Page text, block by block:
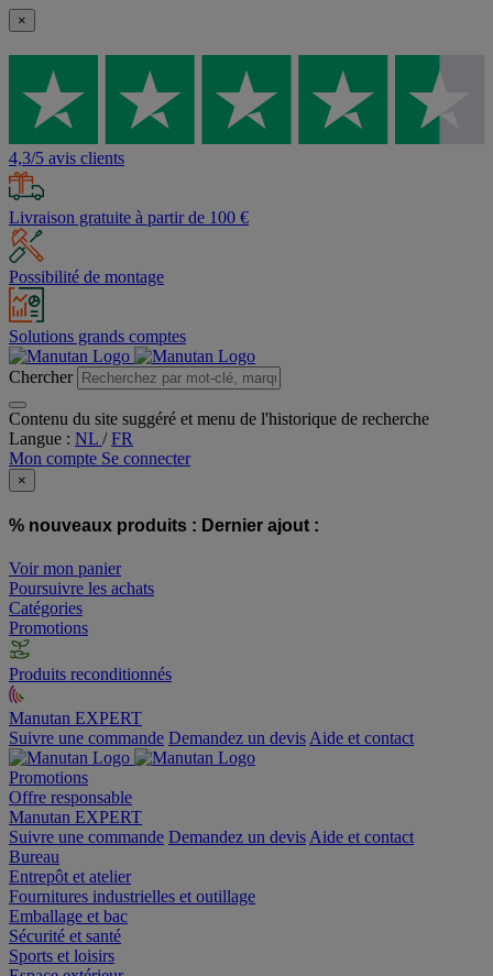
×
4,3/5 avis clients
Livraison gratuite à partir de 100 €
Possibilité de montage
Solutions grands comptes
Chercher
Contenu du site suggéré et menu de l'historique de recherche
Langue : NL /FR
Mon compte Se connecter
×
% nouveaux produits : Dernier ajout :
Voir mon panier
Poursuivre les achats
Catégories
Promotions
Produits reconditionnés
Manutan EXPERT
Suivre une commande Demandez un devis Aide et contact
Promotions
Offre responsable
Manutan EXPERT
Suivre une commande Demandez un devis Aide et contact
Bureau
Entrepôt et atelier
Fournitures industrielles et outillage
Emballage et bac
Sécurité et santé
Sports et loisirs